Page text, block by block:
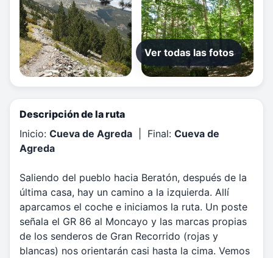
Ver todas las fotos
Descripción de la ruta
Inicio: Cueva de Agreda | Final: Cueva de
Agreda
Saliendo del pueblo hacia Beratón, después de la
última casa, hay un camino a la izquierda. Allí
aparcamos el coche e iniciamos la ruta. Un poste
señala el GR 86 al Moncayo y las marcas propias
de los senderos de Gran Recorrido (rojas y
blancas) nos orientarán casi hasta la cima. Vemos